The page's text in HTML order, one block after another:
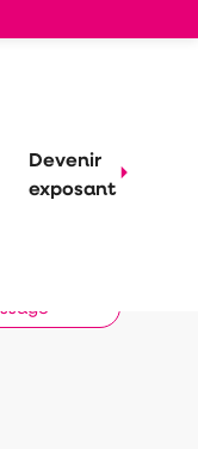
Devenir
exposant